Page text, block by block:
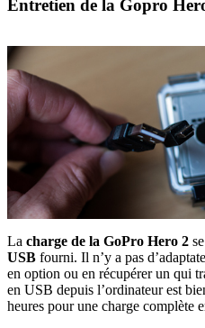
Entretien de la Gopro
La charge de la GoPro Hero 2
USB fourni. Il n’y a pas
en option ou en récupérer un qui
en USB depuis l’ordinateur est
heures pour une charge complète